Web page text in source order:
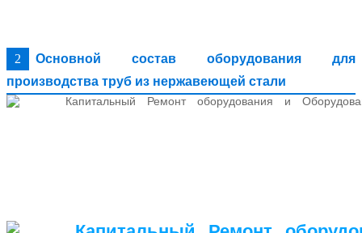
2
Основной состав оборудования для
производства труб из нержавеющей стали